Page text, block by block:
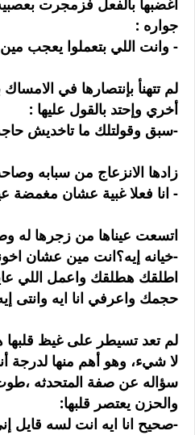
اغضبها بالفعل فزمجرت
جواره :
- وانت اللي بتعملوا يعجب
لم تتهنأ بإنتصارها في
أخري وإحتد بالقول عليها :
-سبق وقولتلك ما تاخديش
زادها الانزعاج من سبابه
- انا فعلا غبية عشان مغمضة
اتسعت عيناها من زجرها له
-خيانه إيه؟انت مين عشان
اطلقك هطلقك واعمل اللي
حجمك واعرفي انا ايه وانتى
لم تعد تسيطر على غيظ
لا شيء، وهو أهم منها لدرجة
سؤاله عن صفة المتحدثه
والحزن يعتصر قلبها:
-صحيح انا ايه انت لسه قايل